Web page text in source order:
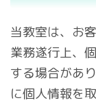
当教室は、お
業務遂行上、
する場合があ
に個人情報を